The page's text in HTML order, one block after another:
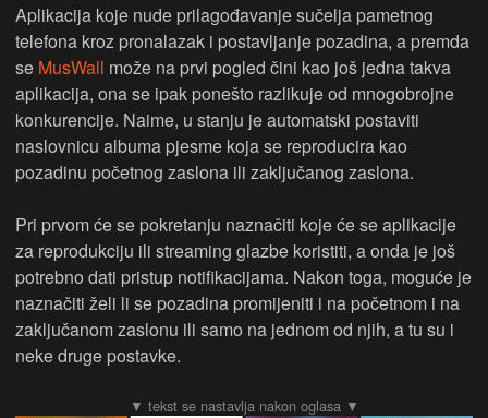
Aplikacija koje nude prilagođavanje sučelja pametnog
telefona kroz pronalazak i postavljanje pozadina, a premda
se MusWall može na prvi pogled čini kao još jedna takva
aplikacija, ona se ipak ponešto razlikuje od mnogobrojne
konkurencije. Naime, u stanju je automatski postaviti
naslovnicu albuma pjesme koja se reproducira kao
pozadinu početnog zaslona ili zaključanog zaslona.
Pri prvom će se pokretanju naznačiti koje će se aplikacije
za reprodukciju ili streaming glazbe koristiti, a onda je još
potrebno dati pristup notifikacijama. Nakon toga, moguće je
naznačiti želi li se pozadina promijeniti i na početnom i na
zaključanom zaslonu ili samo na jednom od njih, a tu su i
neke druge postavke.